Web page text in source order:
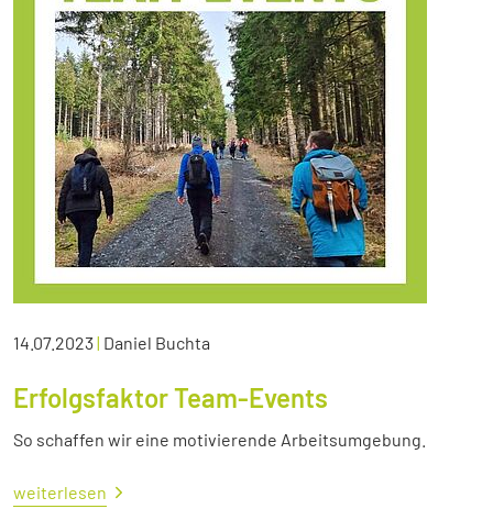
14.07.2023| Daniel Buchta
Erfolgsfaktor Team-Events
So schaffen wir eine motivierende Arbeitsumgebung.
weiterlesen